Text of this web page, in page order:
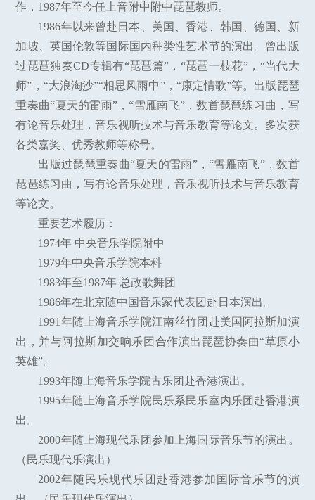
作，1987年至今任上音附中附中琵琶教师。
1986年以来曾赴日本、美国、香港、韩国、德国、新
加坡、英国伦敦等国际国内种类性艺术节的演出。曾出版
过琵琶独奏CD专辑有“琵琶篇”，“琵琶一枝花”，“当代大
师”，“大浪淘沙”“相思风雨中”，“康定情歌”等。出版琵琶
重奏曲“夏天的雷雨”，“雪雁南飞”，数首琵琶练习曲，写
有论音乐处理，音乐视听技术与音乐教育等论文。多次获
各类嘉奖、优秀教师等称号。
出版过琵琶重奏曲“夏天的雷雨”，“雪雁南飞”，数首
琵琶练习曲，写有论音乐处理，音乐视听技术与音乐教育
等论文。
重要艺术履历：
1974年 中央音乐学院附中
1979年中央音乐学院本科
1983年至1987年 总政歌舞团
1986年在北京随中国音乐家代表团赴日本演出。
1991年随上海音乐学院江南丝竹团赴美国阿拉斯加演
出，并与阿拉斯加交响乐团合作演出琵琶协奏曲“草原小
英雄”。
1993年随上海音乐学院古乐团赴香港演出。
1995年随上海音乐学院民乐系民乐室内乐团赴香港演
出。
2000年随上海现代乐团参加上海国际音乐节的演出。
（民乐现代乐演出）
2002年随民乐现代乐团赴香港参加国际音乐节的演